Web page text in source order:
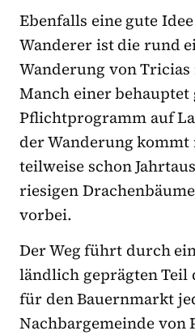
Ebenfalls eine gute
Wanderer ist die rund
Wanderung von Tricias
Manch einer behauptet
Pflichtprogramm auf
der Wanderung kommt
teilweise schon
riesigen
vorbei.
Der Weg führt durch
ländlich geprägten Teil
für den Bauernmarkt
Nachbargemeinde von